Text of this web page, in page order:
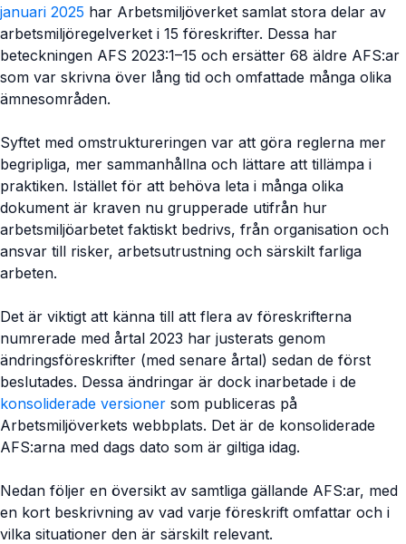
januari 2025 har Arbetsmiljöverket samlat stora delar av
arbetsmiljöregelverket i 15 föreskrifter. Dessa har
beteckningen AFS 2023:1–15 och ersätter 68 äldre AFS:ar
som var skrivna över lång tid och omfattade många olika
ämnesområden.
Syftet med omstruktureringen var att göra reglerna mer
begripliga, mer sammanhållna och lättare att tillämpa i
praktiken. Istället för att behöva leta i många olika
dokument är kraven nu grupperade utifrån hur
arbetsmiljöarbetet faktiskt bedrivs, från organisation och
ansvar till risker, arbetsutrustning och särskilt farliga
arbeten.
Det är viktigt att känna till att flera av föreskrifterna
numrerade med årtal 2023 har justerats genom
ändringsföreskrifter (med senare årtal) sedan de först
beslutades. Dessa ändringar är dock inarbetade i de
konsoliderade versioner som publiceras på
Arbetsmiljöverkets webbplats. Det är de konsoliderade
AFS:arna med dags dato som är giltiga idag.
Nedan följer en översikt av samtliga gällande AFS:ar, med
en kort beskrivning av vad varje föreskrift omfattar och i
vilka situationer den är särskilt relevant.